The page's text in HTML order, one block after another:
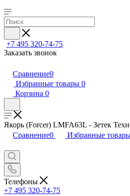
+7 495 320-74-75
Заказать звонок
Сравнение0
Избранные товары 0
Корзина 0
Якорь (Forcer) LMFA63L - Зетек
Сравнение0 Избранные
Телефоны
+7 495 320-74-75